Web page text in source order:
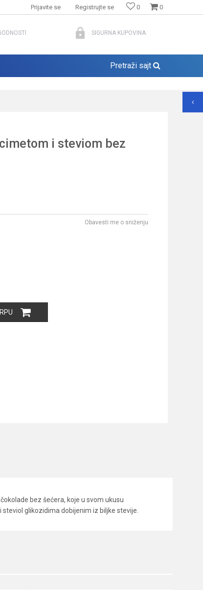
0
0
Prijavite se Registrujte se
SIGURNA KUPOVINA
Pretraži sajt
i steviom bez
Obavesti me o sniženju
bez šećera, koje u svom ukusu
glikozidima dobijenim iz biljke stevije.